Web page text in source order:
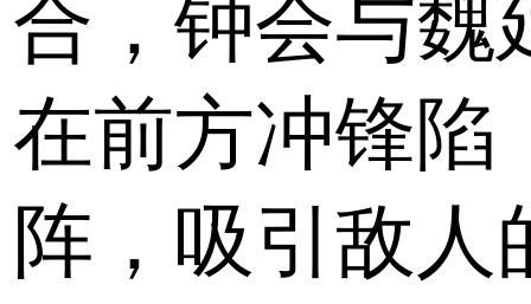
合，钟会与魏
在前方冲锋陷
阵，吸引敌人